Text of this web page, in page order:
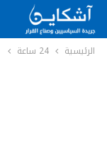
الرئيسية 24 ساعة